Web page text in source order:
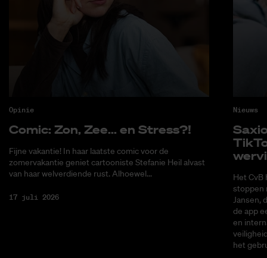
Opinie
Co­mic: Zon, Zee... en Stress?!
Fijne vakantie! In haar laatste comic voor de
zomervakantie geniet cartooniste Stefanie Heil alvast
van haar welverdiende rust. Alhoewel...
17 juli 2026
Nieuws
Het CvB
stoppen
Jansen,
de app
en
het